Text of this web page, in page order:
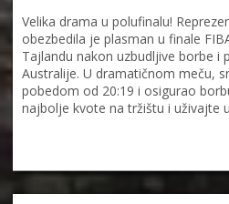
Velika drama u polufinalu!
obezbedila je plasman u finale
Tajlandu nakon uzbudljive borbe i
Australije. U dramatičnom meču,
pobedom od 20:19 i osigurao
najbolje kvote na tržištu i uživajte